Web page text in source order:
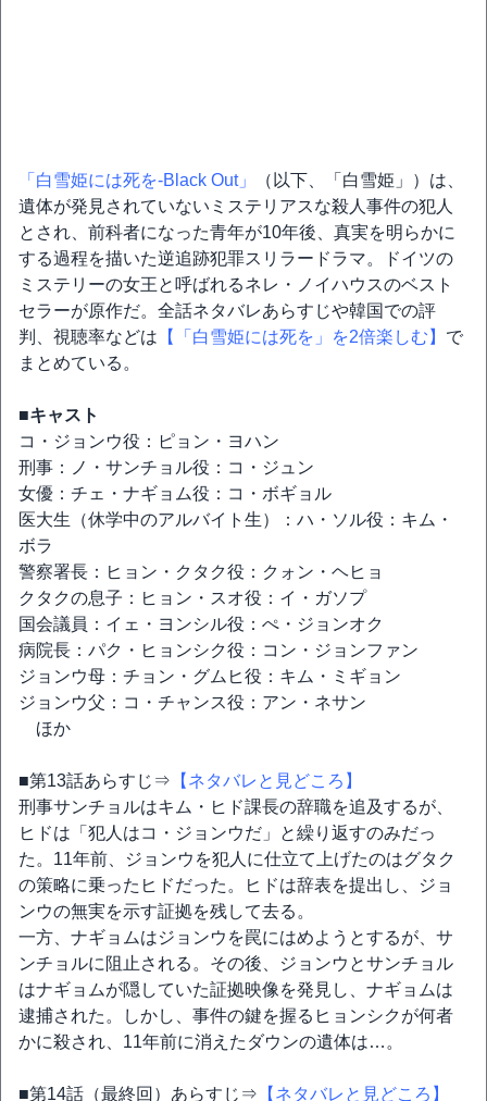
「白雪姫には死を-Black Out」
（以下、「白雪姫」）は、
遺体が発見されていないミステリアスな殺人事件の犯人
とされ、前科者になった青年が10年後、真実を明らかに
する過程を描いた逆追跡犯罪スリラードラマ。ドイツの
ミステリーの女王と呼ばれるネレ・ノイハウスのベスト
セラーが原作だ。全話ネタバレあらすじや韓国での評
判、視聴率などは 【「白雪姫には死を」を2倍楽しむ】 で
まとめている。
■キャスト
コ・ジョンウ役：ピョン・ヨハン
刑事：ノ・サンチョル役：コ・ジュン
女優：チェ・ナギョム役：コ・ボギョル
医大生（休学中のアルバイト生）：ハ・ソル役：キム・
ボラ
警察署長：ヒョン・クタク役：クォン・ヘヒョ
クタクの息子：ヒョン・スオ役：イ・ガソプ
国会議員：イェ・ヨンシル役：ぺ・ジョンオク
病院長：パク・ヒョンシク役：コン・ジョンファン
ジョンウ母：チョン・グムヒ役：キム・ミギョン
ジョンウ父：コ・チャンス役：アン・ネサン
ほか
■第13話あらすじ⇒ 【ネタバレと見どころ】
刑事サンチョルはキム・ヒド課長の辞職を追及するが、
ヒドは「犯人はコ・ジョンウだ」と繰り返すのみだっ
た。11年前、ジョンウを犯人に仕立て上げたのはグタク
の策略に乗ったヒドだった。ヒドは辞表を提出し、ジョ
ンウの無実を示す証拠を残して去る。
一方、ナギョムはジョンウを罠にはめようとするが、サ
ンチョルに阻止される。その後、ジョンウとサンチョル
はナギョムが隠していた証拠映像を発見し、ナギョムは
逮捕された。しかし、事件の鍵を握るヒョンシクが何者
かに殺され、11年前に消えたダウンの遺体は…。
■第14話（最終回）あらすじ⇒ 【ネタバレと見どころ】